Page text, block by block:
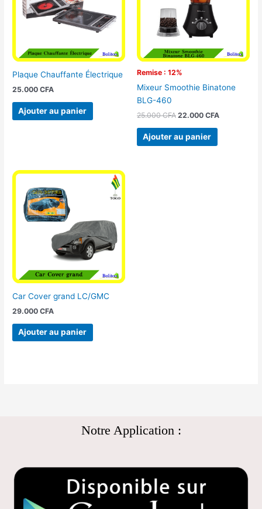
Plaque Chauffante Électrique
25.000CFA
Ajouter au panier
Remise : 12%
Mixeur Smoothie Binatone
BLG-460
25.000CFA 22.000 CFA
Ajouter au panier
Car Cover grand LC/GMC
29.000CFA
Ajouter au panier
Notre Application :